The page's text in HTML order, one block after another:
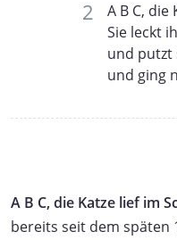
A B C, die
Sie leckt
und putzt
und ging
A B C, die Katze lief im
bereits seit dem späten